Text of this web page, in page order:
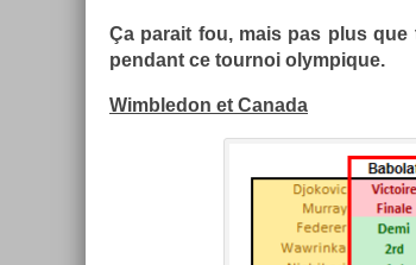
Ça para­it fou, mais pas plus
pen­dant ce tour­noi olym­pique.
Wimbledon et Canada